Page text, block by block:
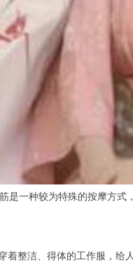
种较为特殊的按摩方式
洁、得体的工作服，给